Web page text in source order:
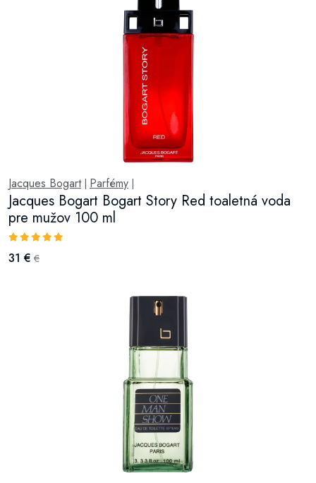
Jacques Bogart| Parfémy
Jacques Bogart Bogart Story Red toaletná voda
pre mužov 100 ml
31 € €